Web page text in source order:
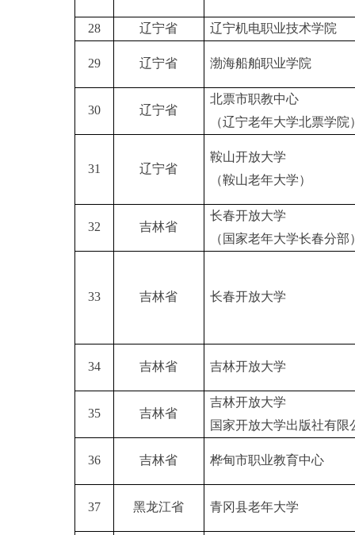
28 辽宁省 辽宁机电职业技术学院
29 辽宁省 渤海船舶职业学院
30 辽宁省
北票市职教中心
（辽宁老年大学北票学院
31 辽宁省
鞍山开放大学
（鞍山老年大学）
32 吉林省
长春开放大学
（国家老年大学长春分部
33 吉林省 长春开放大学
34 吉林省 吉林开放大学
35 吉林省
吉林开放大学
国家开放大学出版社有限
36 吉林省 桦甸市职业教育中心
37 黑龙江省 青冈县老年大学